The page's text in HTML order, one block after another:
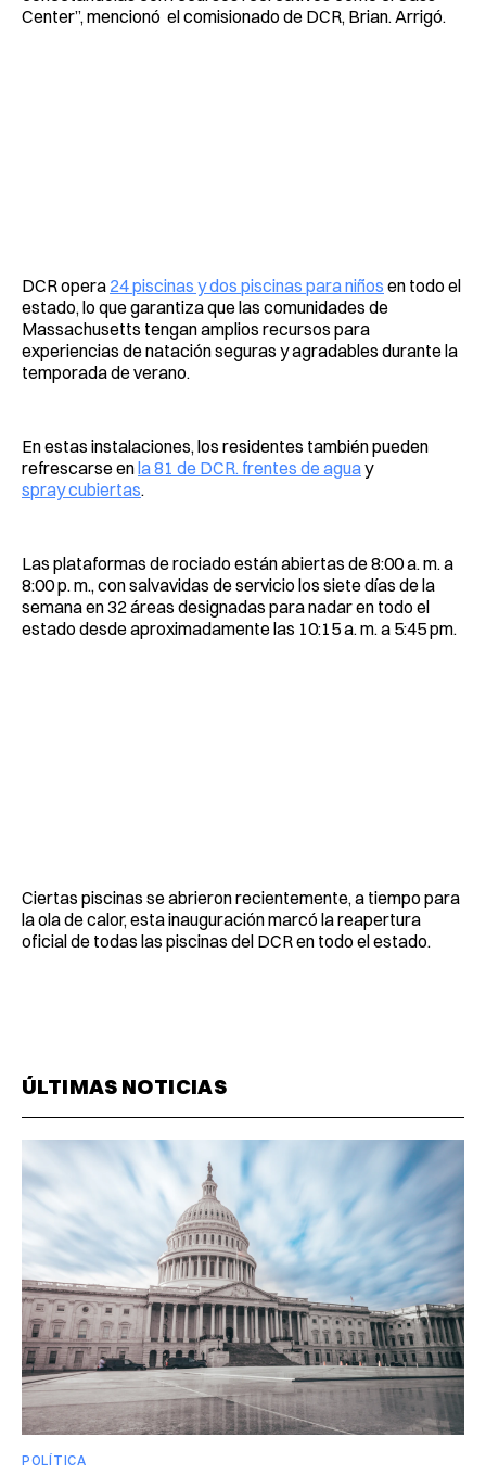
Center”, mencionó el comisionado de DCR, Brian. Arrigó.
DCR opera 24 piscinas y dos piscinas para niños en todo el
estado, lo que garantiza que las comunidades de
Massachusetts tengan amplios recursos para
experiencias de natación seguras y agradables durante la
temporada de verano.
En estas instalaciones, los residentes también pueden
refrescarse enla 81 de DCR. frentes de aguay
spray cubiertas.
Las plataformas de rociado están abiertas de 8:00 a. m. a
8:00 p. m., con salvavidas de servicio los siete días de la
semana en 32 áreas designadas para nadar en todo el
estado desde aproximadamente las 10:15 a. m. a 5:45 pm.
Ciertas piscinas se abrieron recientemente, a tiempo para
la ola de calor, esta inauguración marcó la reapertura
oficial de todas las piscinas del DCR en todo el estado.
ÚLTIMAS NOTICIAS
POLÍTICA